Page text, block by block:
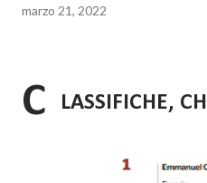
marzo 21, 2022
C LASSIFICHE,